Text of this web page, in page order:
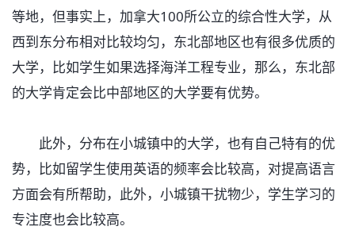
等地，但事实上，加拿大100所公立的综合性大学，从
西到东分布相对比较均匀，东北部地区也有很多优质的
大学，比如学生如果选择海洋工程专业，那么，东北部
的大学肯定会比中部地区的大学要有优势。
此外，分布在小城镇中的大学，也有自己特有的优
势，比如留学生使用英语的频率会比较高，对提高语言
方面会有所帮助，此外，小城镇干扰物少，学生学习的
专注度也会比较高。